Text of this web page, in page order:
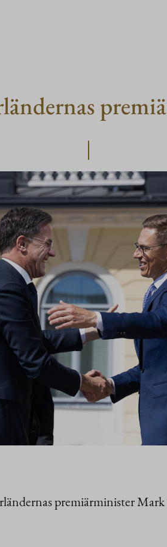
premiärminister